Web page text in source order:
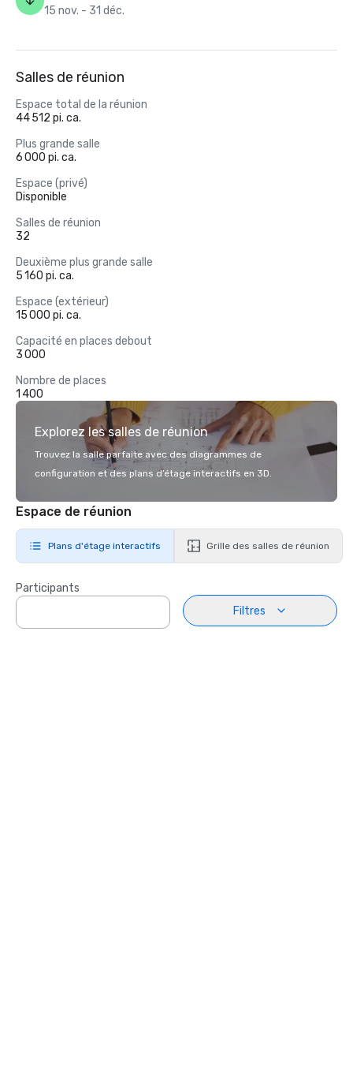
15 nov. - 31 déc.
Salles de réunion
Espace total de la réunion
44 512 pi. ca.
Plus grande salle
6 000 pi. ca.
Espace (privé)
Disponible
Salles de réunion
32
Deuxième plus grande salle
5 160 pi. ca.
Espace (extérieur)
15 000 pi. ca.
Capacité en places debout
3 000
Nombre de places
1 400
Explorez les salles de réunion
Trouvez la salle parfaite avec des diagrammes de
configuration et des plans d’étage interactifs en 3D.
Espace de réunion
Plans d'étage interactifs Grille des salles de réunion
Participants
Filtres